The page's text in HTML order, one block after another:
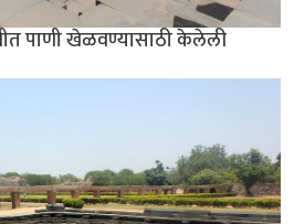
पाणी खेळवण्यासाठी केलेली